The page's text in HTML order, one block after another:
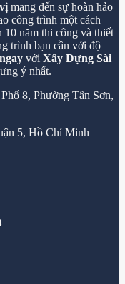
mang đến sự hoàn hảo
công trình một cách
10 năm thi công và thiết
trình bạn cần với độ
với Xây Dựng Sài
ý nhất.
8, Phường Tân Sơn,
5, Hồ Chí Minh